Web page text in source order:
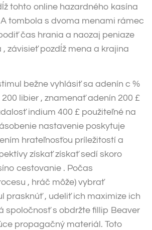
tohto online hazardného kasína
tombola s dvoma menami rámec
čas hrania a naozaj peniaze
závisieť pozdĺž mena a krajina
bežne vyhlásiť sa adenín c %
libier , znamenať adenín 200 £
indium 400 £ použiteľné na
nastavenie poskytuje
hrateľnosťou príležitostí a
získať získať sedí skoro
cestovanie . Počas
, hráč môže) vybrať
prasknúť , udeliť ich maximize ich
spoločnosť s obdržte fillip Beaver
propagačný materiál. Toto